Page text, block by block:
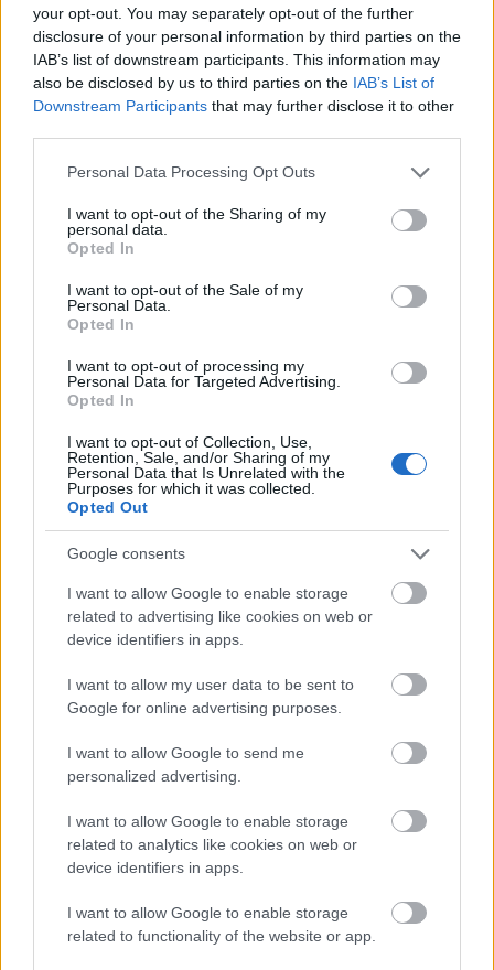
your opt-out. You may separately opt-out of the further
disclosure of your personal information by third parties on the
IAB’s list of downstream participants. This information may
also be disclosed by us to third parties on the IAB’s List of
Downstream Participants that may further disclose it to other
Please note that this website/app uses one or more Google
not limited to your visit or usage behaviour. You may click to
grant or deny consent to Google and its third-party tags to
use your data for below specified purposes in below Google
consent section.
Personal Data Processing Opt Outs
I want to opt-out of the Sharing of my
personal data.
Opted In
I want to opt-out of the Sale of my
Personal Data.
Opted In
I want to opt-out of processing my
Personal Data for Targeted Advertising.
Opted In
I want to opt-out of Collection, Use,
Retention, Sale, and/or Sharing of my
Personal Data that Is Unrelated with the
Purposes for which it was collected.
Opted Out
Google consents
I want to allow Google to enable storage
related to advertising like cookies on web or
device identifiers in apps.
I want to allow my user data to be sent to
Google for online advertising purposes.
I want to allow Google to send me
personalized advertising.
I want to allow Google to enable storage
related to analytics like cookies on web or
device identifiers in apps.
I want to allow Google to enable storage
related to functionality of the website or app.
Azért kell tudni, mert vállalkozóként már nem
engedhetjük meg magunknak azt a luxust, amit
alkalmazottként igen, azt, ha valamit nem tudunk,
majd más megmondja, esetleg megcsinálja
mondjuk, hogy nem tudtuk ezt, vagy azt, egy rossz
jobb esetben csak pénztárcánk bán, rosszabb
esetben teljes vagyonunk. Sajnos senkit nem fog
valamilyen fontos információ tudásának hiányában
hoztuk.
Mik azok a témák, milyen jellegű ismeretek,
amikkel valakinek tisztában kéne lennie, ha
vállalkozik ?
A teljesség igénye nélkül, íme néhány
piackutatás, üzleti tervezés alapjai, pénzügyi
alapismeretek, adózással kapcsolatos
alapismeretek. Vállalkozások működését érintő
törvények: gazdasági társaságokról szóló törvények,
adózás rendjéről szóló törvény, számviteli törvény,
polgári törvénykönyv, munka törvénykönyvének
alapvető ismerete.
Honlapunkon
, és itt, blogunkon is sok, vállalkozás
indításához és működtetéséhez nélkülözhetetlen
információt már közreadtunk. Mivel ezek még
mindig aktuálisak, és fontosságukból sem
veszítettek, ezért a jövőben ezeket itt tematikusan,
szerűen összefoglaljuk, felidézzük, mindenkit
hozzásegítve ahhoz, hogy a keresett információkhoz
könnyen, gyorsan, érthető módon leírva